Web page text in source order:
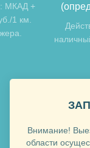
Хочу
МКАД +
1 км.
Внимание!
области